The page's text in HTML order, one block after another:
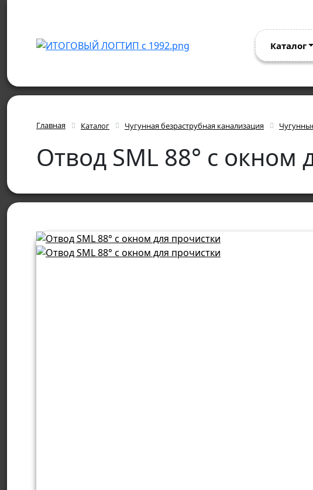
Каталог
Главная Каталог Чугунная безраструбная канализация
Отвод SML 88° с окном